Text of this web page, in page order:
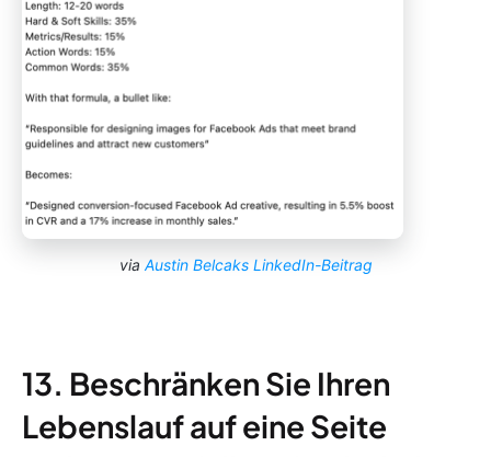
via Austin Belcaks LinkedIn-Beitrag
13. Beschränken Sie Ihren
Lebenslauf auf eine Seite